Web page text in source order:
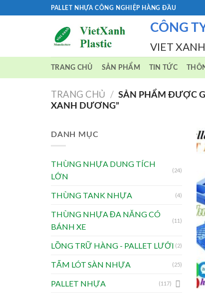
to
PALLET NHỰA CÔNG NGHIỆP HÀNG ĐẦU
CÔNG
VIET
TRANG CHỦ SẢN PHẨM TIN TỨC
TRANG CHỦ / SẢN PHẨM ĐƯỢC
XANH DƯƠNG”
DANH MỤC
THÙNG NHỰA DUNG TÍCH
LỚN
(24)
THÙNG TANK NHỰA (4)
THÙNG NHỰA ĐA NĂNG CÓ
BÁNH XE
(11)
LỒNG TRỮ HÀNG - PALLET LƯỚI (2)
TẤM LÓT SÀN NHỰA (25)
PALLET NHỰA (117)